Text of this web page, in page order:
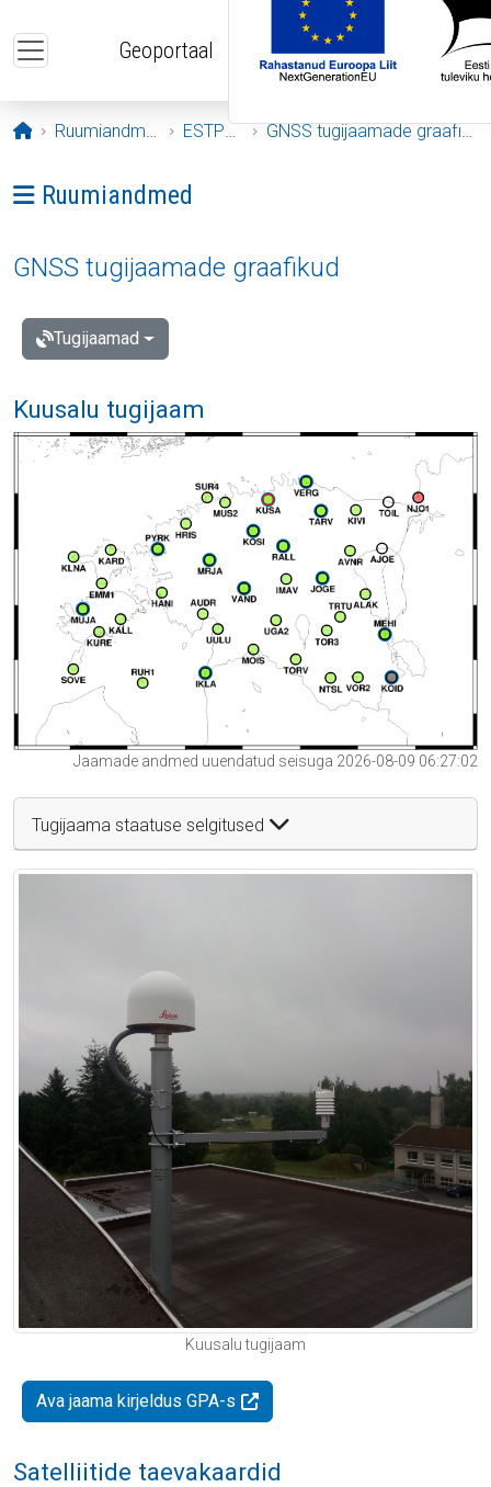
Geoportaal
Avaleht
Ruumiandmed ESTPOS GNSS tugijaamade graafikud
Ava menüü: Ruumiandmed
Ruumiandmed
GNSS tugijaamade graafikud
Tugijaamad
Kuusalu tugijaam
Jaamade andmed uuendatud seisuga 2026-08-09 06:27:02
Tugijaama staatuse selgitused
Kuusalu tugijaam
Ava jaama kirjeldus GPA-s
Satelliitide taevakaardid